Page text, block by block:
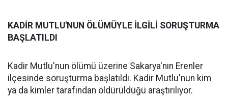
KADİR MUTLU'NUN ÖLÜMÜYLE İLGİLİ SORUŞTURMA
BAŞLATILDI
Kadir Mutlu'nun ölümü üzerine Sakarya'nın Erenler
ilçesinde soruşturma başlatıldı. Kadir Mutlu'nun kim
ya da kimler tarafından öldürüldüğü araştırılıyor.